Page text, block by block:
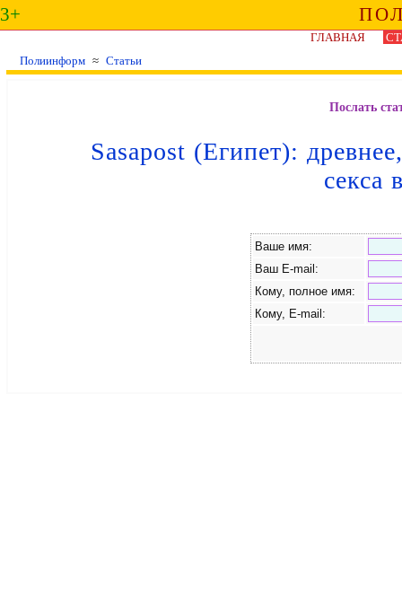
3+
ГЛАВНАЯ
Полиинформ ≈ Статьи
Послать
Sasapost (Египет):
секса
Ваше имя:
Ваш E-mail:
Кому, полное имя:
Кому, E-mail: